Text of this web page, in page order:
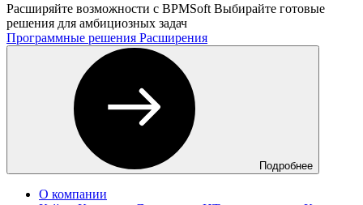
Расширяйте возможности с BPMSoft Выбирайте готовые
решения для амбициозных задач
Программные решения Расширения
Подробнее
О компании